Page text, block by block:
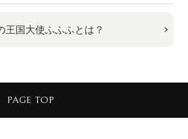
王国大使ふふふとは？
PAGE TOP